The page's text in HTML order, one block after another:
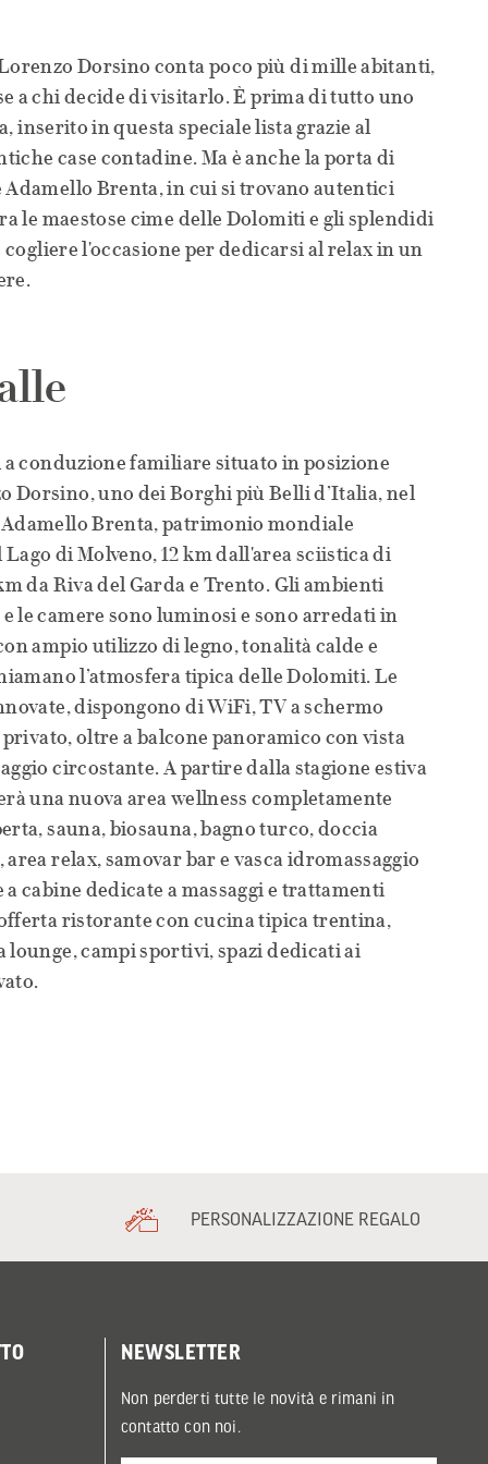
Dorsino conta poco più di mille abitanti,
a chi decide di visitarlo. È prima di tutto uno
inserito in questa speciale lista grazie al
case contadine. Ma è anche la porta di
Adamello Brenta, in cui si trovano autentici
le maestose cime delle Dolomiti e gli splendidi
l'occasione per dedicarsi al relax in un
conduzione familiare situato in posizione
Dorsino, uno dei Borghi più Belli d’Italia, nel
Brenta, patrimonio mondiale
di Molveno, 12 km dall'area sciistica di
da Riva del Garda e Trento. Gli ambienti
le camere sono luminosi e sono arredati in
ampio utilizzo di legno, tonalità calde e
l’atmosfera tipica delle Dolomiti. Le
dispongono di WiFi, TV a schermo
oltre a balcone panoramico con vista
circostante. A partire dalla stagione estiva
una nuova area wellness completamente
sauna, biosauna, bagno turco, doccia
relax, samovar bar e vasca idromassaggio
cabine dedicate a massaggi e trattamenti
ristorante con cucina tipica trentina,
lounge, campi sportivi, spazi dedicati ai
PERSONALIZZAZIONE REGALO
NEWSLETTER
Non perderti tutte le novità e rimani in
contatto con noi.